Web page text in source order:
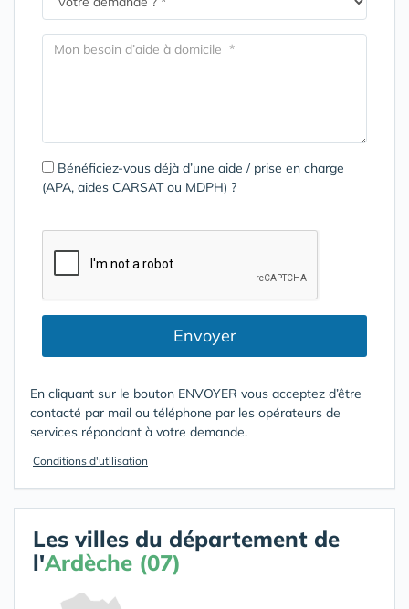
Bénéficiez-vous déjà d’une aide / prise en charge
(APA, aides CARSAT ou MDPH) ?
Envoyer
En cliquant sur le bouton ENVOYER vous acceptez d’être
contacté par mail ou téléphone par les opérateurs de
services répondant à votre demande.
Conditions d'utilisation
Les villes du département de
l'Ardèche (07)